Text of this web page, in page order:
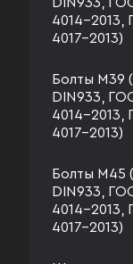
4014-
4017-2013)
Болты М39
DIN933,
4014-
4017-2013)
Болты М45
DIN933,
4014-
4017-2013)